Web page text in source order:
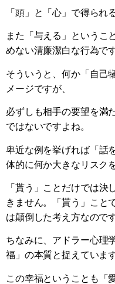
「頭」と「心」で得られ
また「与える」というこ
めない清廉潔白な行為です
そういうと、何か「自己
メージですが、
必ずしも相手の要望を満
ではないですよね。
卑近な例を挙げれば「話
体的に何か大きなリスク
「貰う」ことだけでは
きません。「貰う」こと
は顛倒した考え方なのです
ちなみに、アドラー心理
福」の本質と捉えています
この幸福ということも「